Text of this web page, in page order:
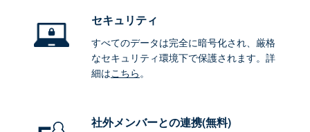
セキュリティ
すべてのデータは完全に暗号化され、厳格
なセキュリティ環境下で保護されます。詳
細はこちら。
社外メンバーとの連携(無料)